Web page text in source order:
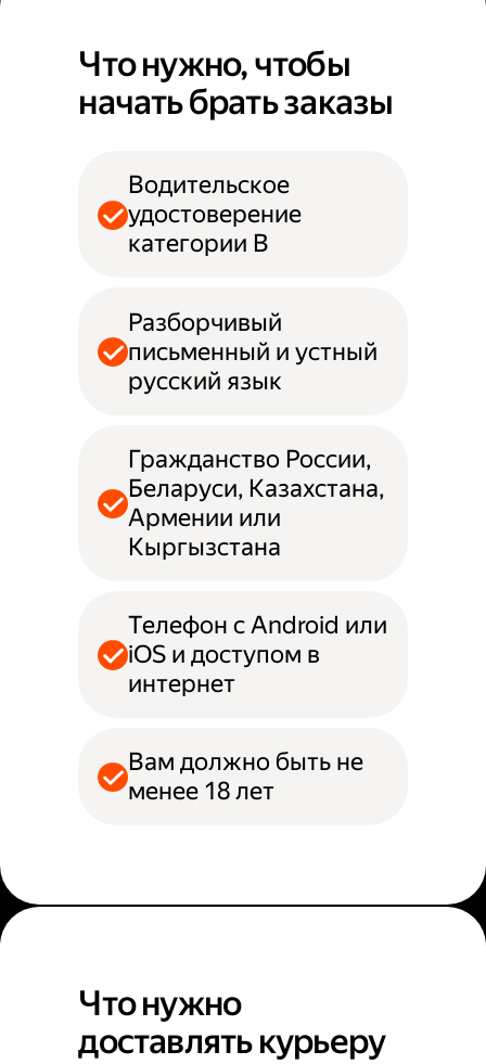
Что нужно, чтобы
начать брать заказы
Водительское
удостоверение
категории B
Разборчивый
письменный и устный
русский язык
Гражданство России,
Беларуси, Казахстана,
Армении или
Кыргызстана
Телефон с Android или
iOS и доступом в
интернет
Вам должно быть не
менее 18 лет
Что нужно
доставлять курьеру